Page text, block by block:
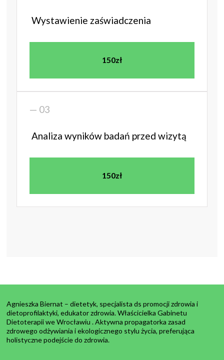
Wystawienie zaświadczenia
150zł
— 03
Analiza wyników badań przed wizytą
150zł
Agnieszka Biernat – dietetyk, specjalista ds promocji zdrowia i
dietoprofilaktyki, edukator zdrowia. Właścicielka Gabinetu
Dietoterapii we Wrocławiu . Aktywna propagatorka zasad
zdrowego odżywiania i ekologicznego stylu życia, preferująca
holistyczne podejście do zdrowia.